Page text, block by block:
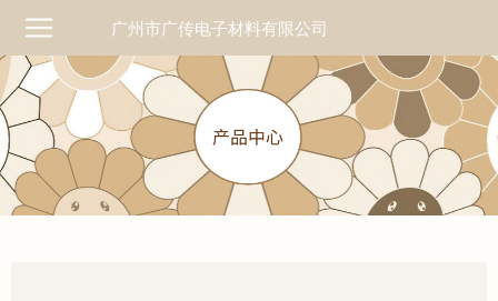
广州市广传电子材料有限公司